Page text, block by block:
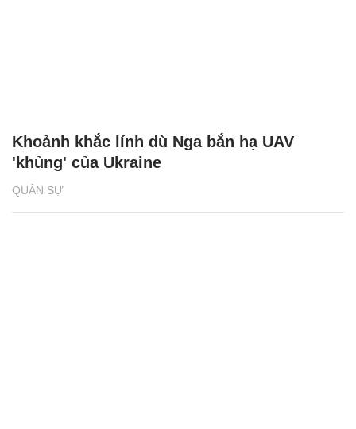
QUÂN SỰ
Khoảnh khắc lính dù Nga bắn hạ UAV
'khủng' của Ukraine